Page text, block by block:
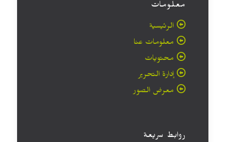
معلومات
الرئيسية
معلومات عنا
محتويات
إدارة التحرير
معرض الصور
روابط سريعة